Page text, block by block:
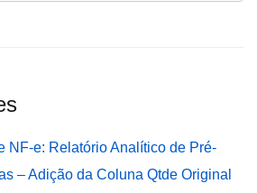
NF-e: Relatório Analítico de Pré-
– Adição da Coluna Qtde Original